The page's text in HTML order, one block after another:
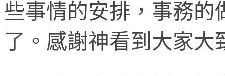
些事情的安排，事務的
了。感謝神看到大家